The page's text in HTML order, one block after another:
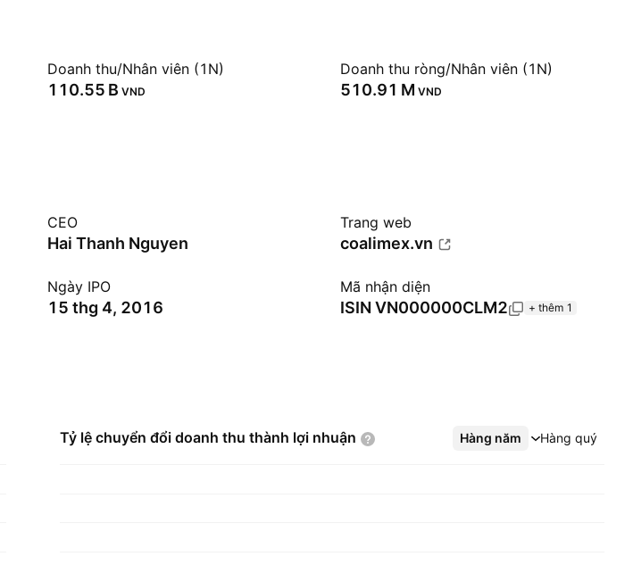
Doanh thu/Nhân viên (1N)
‪110.55 B‬ VND
Doanh thu ròng/Nhân viên (1N)
‪510.91 M‬ VND
CEO
Hai Thanh Nguyen
Trang web
coalimex.vn
Ngày IPO
15 thg 4, 2016
Mã nhận diện
ISIN VN000000CLM2 + thêm 1
Tỷ lệ chuyển đổi doanh thu thành lợi nhuận Hàng năm Hàng quý
Xem thêm